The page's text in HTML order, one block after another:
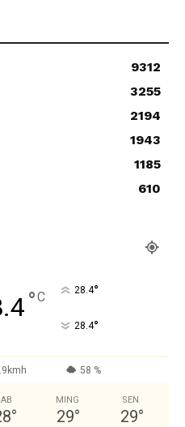
9312
3255
2194
1943
1185
610
°C 28.4°
28.4°
58 %
°
MING
29°
SEN
29°